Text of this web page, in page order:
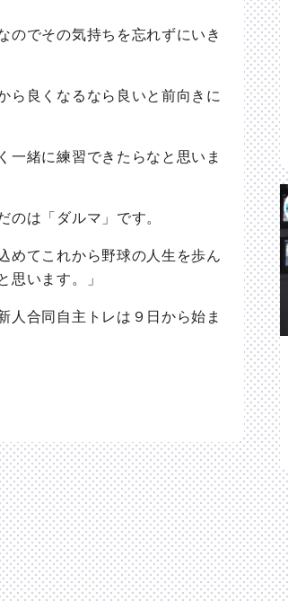
のでその気持ちを忘れずにいき
ら良くなるなら良いと前向きに
一緒に練習できたらなと思いま
は「ダルマ」です。
めてこれから野球の人生を歩ん
思います。」
合同自主トレは９日から始ま